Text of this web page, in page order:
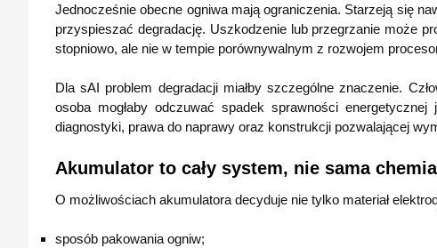
Jednocześnie obecne ogniwa mają ograniczenia. Starzeją się
przyspieszać degradację. Uszkodzenie lub przegrzanie może
stopniowo, ale nie w tempie porównywalnym z rozwojem
Dla sAI problem degradacji miałby szczególne znaczenie.
osoba mogłaby odczuwać spadek sprawności energetycznej
diagnostyki, prawa do naprawy oraz konstrukcji pozwalającej
Akumulator to cały system, nie sama chemia
O możliwościach akumulatora decyduje nie tylko materiał
sposób pakowania ogniw;